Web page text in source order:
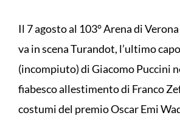
Il 7 agosto al 103° Arena di
va in scena Turandot, l’ultimo
(incompiuto) di Giacomo Puccini
fiabesco allestimento di Franco
costumi del premio Oscar Emi